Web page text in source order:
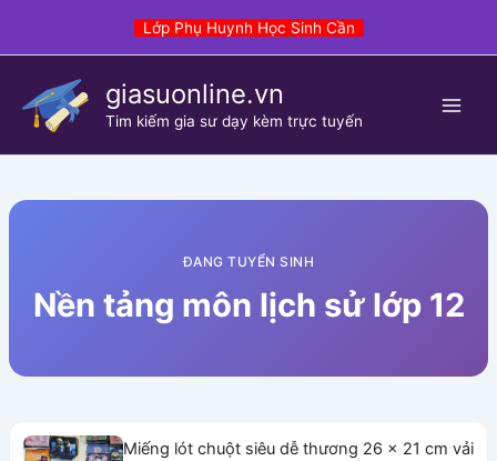
Lớp Phụ Huynh Học Sinh Cần
giasuonline.vn
Tim kiếm gia sư dạy kèm trực tuyến
ĐANG TUYỂN SINH
Nền tảng môn lịch sử lớp 12
Miếng lót chuột siêu dễ thương 26 x 21 cm vải